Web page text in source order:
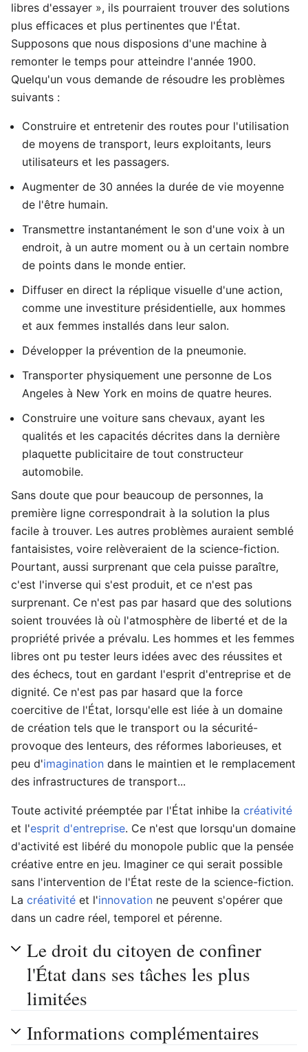
libres d'essayer », ils pourraient trouver des solutions
plus efficaces et plus pertinentes que l'État.
Supposons que nous disposions d'une machine à
remonter le temps pour atteindre l'année 1900.
Quelqu'un vous demande de résoudre les problèmes
suivants :
Construire et entretenir des routes pour l'utilisation
de moyens de transport, leurs exploitants, leurs
utilisateurs et les passagers.
Augmenter de 30 années la durée de vie moyenne
de l'être humain.
Transmettre instantanément le son d'une voix à un
endroit, à un autre moment ou à un certain nombre
de points dans le monde entier.
Diffuser en direct la réplique visuelle d'une action,
comme une investiture présidentielle, aux hommes
et aux femmes installés dans leur salon.
Développer la prévention de la pneumonie.
Transporter physiquement une personne de Los
Angeles à New York en moins de quatre heures.
Construire une voiture sans chevaux, ayant les
qualités et les capacités décrites dans la dernière
plaquette publicitaire de tout constructeur
automobile.
Sans doute que pour beaucoup de personnes, la
première ligne correspondrait à la solution la plus
facile à trouver. Les autres problèmes auraient semblé
fantaisistes, voire relèveraient de la science-fiction.
Pourtant, aussi surprenant que cela puisse paraître,
c'est l'inverse qui s'est produit, et ce n'est pas
surprenant. Ce n'est pas par hasard que des solutions
soient trouvées là où l'atmosphère de liberté et de la
propriété privée a prévalu. Les hommes et les femmes
libres ont pu tester leurs idées avec des réussites et
des échecs, tout en gardant l'esprit d'entreprise et de
dignité. Ce n'est pas par hasard que la force
coercitive de l'État, lorsqu'elle est liée à un domaine
de création tels que le transport ou la sécurité-
provoque des lenteurs, des réformes laborieuses, et
peu d'imagination dans le maintien et le remplacement
des infrastructures de transport...
Toute activité préemptée par l'État inhibe la créativité
et l'esprit d'entreprise. Ce n'est que lorsqu'un domaine
d'activité est libéré du monopole public que la pensée
créative entre en jeu. Imaginer ce qui serait possible
sans l'intervention de l'État reste de la science-fiction.
La créativité et l'innovation ne peuvent s'opérer que
dans un cadre réel, temporel et pérenne.
Le droit du citoyen de confiner
l'État dans ses tâches les plus
limitées
Informations complémentaires